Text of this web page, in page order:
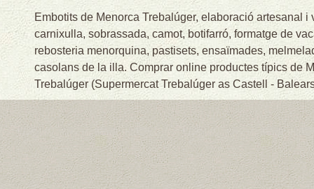
Embotits de Menorca Trebalúger, elaboració artesanal i
carnixulla, sobrassada, camot, botifarró, formatge de
rebosteria menorquina, pastisets, ensaïmades,
casolans de la illa. Comprar online productes típics de
Trebalúger (Supermercat Trebalúger as Castell -